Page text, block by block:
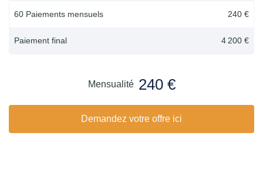
60 Paiements mensuels 240 €
Paiement final 4 200 €
Mensualité 240 €
Demandez votre offre ici